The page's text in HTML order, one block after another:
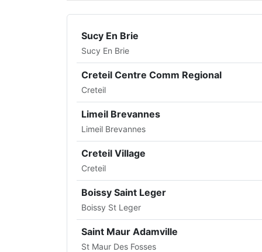
Sucy En Brie
Sucy En Brie
Creteil Centre Comm Regional
Creteil
Limeil Brevannes
Limeil Brevannes
Creteil Village
Creteil
Boissy Saint Leger
Boissy St Leger
Saint Maur Adamville
St Maur Des Fosses